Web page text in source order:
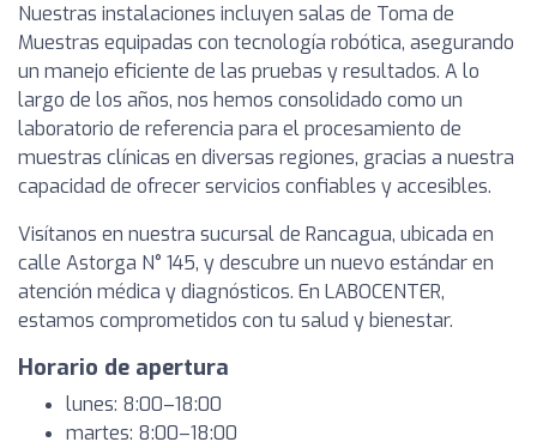
Nuestras instalaciones incluyen salas de Toma de
Muestras equipadas con tecnología robótica, asegurando
un manejo eficiente de las pruebas y resultados. A lo
largo de los años, nos hemos consolidado como un
laboratorio de referencia para el procesamiento de
muestras clínicas en diversas regiones, gracias a nuestra
capacidad de ofrecer servicios confiables y accesibles.
Visítanos en nuestra sucursal de Rancagua, ubicada en
calle Astorga N° 145, y descubre un nuevo estándar en
atención médica y diagnósticos. En LABOCENTER,
estamos comprometidos con tu salud y bienestar.
Horario de apertura
lunes: 8:00–18:00
martes: 8:00–18:00